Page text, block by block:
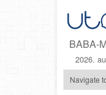
BABA-
2026.